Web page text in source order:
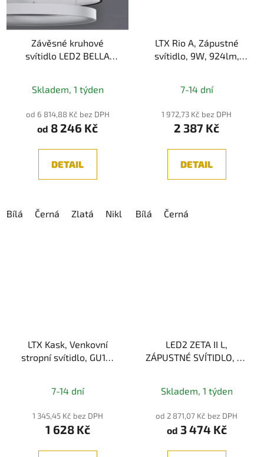
Závěsné kruhové
svítidlo LED2 BELLA
Skladem, 1 týden
od 6 814,88 Kč bez DPH
od 8 246 Kč
DETAIL
Bílá Černá Zlatá Nikl Kávová
LTX Rio A, Zápustné
svítidlo, 9W, 924lm,
7-14 dní
1 972,73 Kč bez DPH
2 387 Kč
DETAIL
Bílá Černá
LTX Kask, Venkovní
stropní svítidlo, GU10,
7-14 dní
1 345,45 Kč bez DPH
1 628 Kč
LED2 ZETA II L,
ZÁPUSTNÉ SVÍTIDLO, 11-
Skladem, 1 týden
od 2 871,07 Kč bez DPH
od 3 474 Kč